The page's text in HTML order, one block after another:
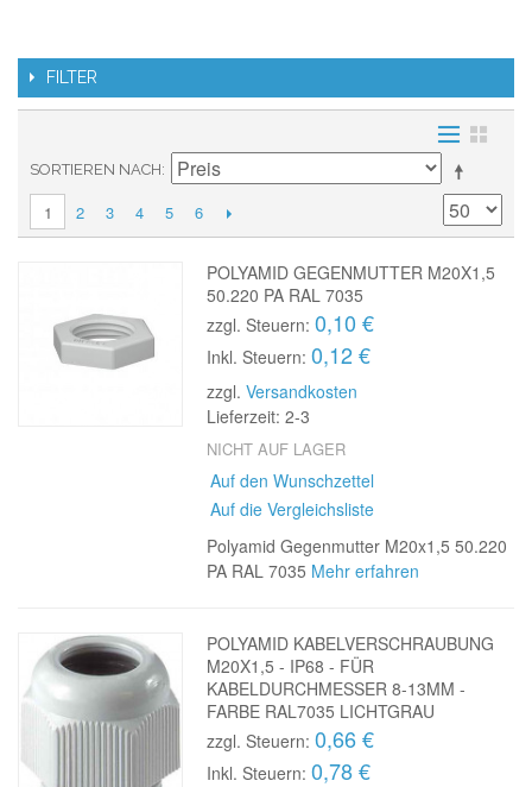
FILTER
SORTIEREN NACH
1 2 3 4 5 6
POLYAMID GEGENMUTTER M20X1,5
50.220 PA RAL 7035
zzgl. Steuern: 0,10 €
Inkl. Steuern: 0,12 €
zzgl.Versandkosten
Lieferzeit: 2-3
NICHT AUF LAGER
Auf den Wunschzettel
Auf die Vergleichsliste
Polyamid Gegenmutter M20x1,5 50.220
PA RAL 7035 Mehr erfahren
POLYAMID KABELVERSCHRAUBUNG
M20X1,5 - IP68 - FÜR
KABELDURCHMESSER 8-13MM -
FARBE RAL7035 LICHTGRAU
zzgl. Steuern: 0,66 €
Inkl. Steuern: 0,78 €